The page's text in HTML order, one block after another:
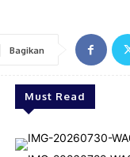
Bagikan
Must Read